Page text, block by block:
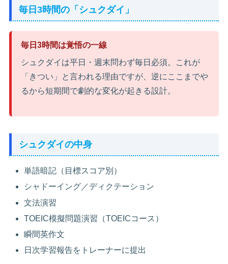
毎日3時間の「シュクダイ」
毎日3時間は覚悟の一線
シュクダイは平日・週末問わず毎日必須。これが
「きつい」と言われる理由ですが、逆にここまでや
るから短期間で劇的な変化が起きる設計。
シュクダイの中身
単語暗記（目標スコア別）
シャドーイング／ディクテーション
文法演習
TOEIC模擬問題演習（TOEICコース）
瞬間英作文
日次学習報告をトレーナーに提出